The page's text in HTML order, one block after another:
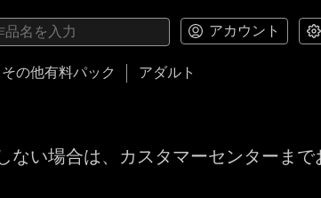
アカウント
その他有料パック アダルト
い場合は、カスタマーセンターまで